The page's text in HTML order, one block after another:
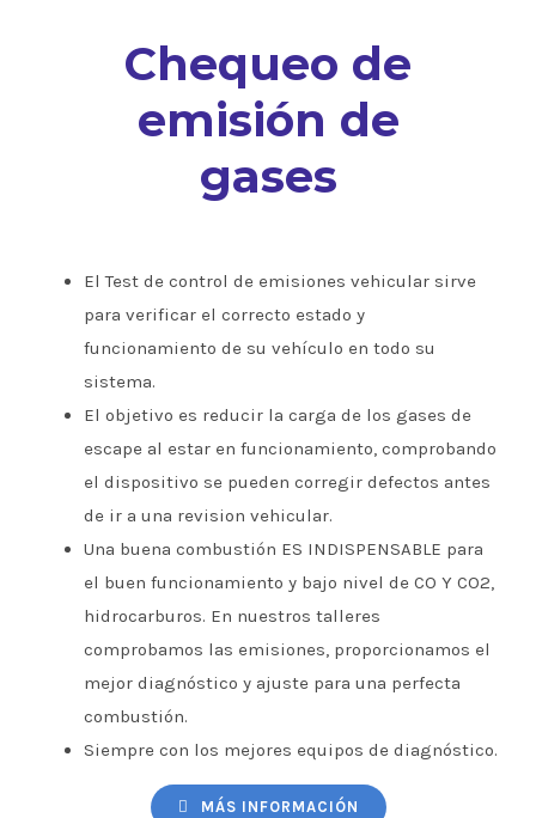
Chequeo de
emisión de
gases
El Test de control de emisiones vehicular sirve
para verificar el correcto estado y
funcionamiento de su vehículo en todo su
sistema.
El objetivo es reducir la carga de los gases de
escape al estar en funcionamiento, comprobando
el dispositivo se pueden corregir defectos antes
de ir a una revision vehicular.
Una buena combustión ES INDISPENSABLE para
el buen funcionamiento y bajo nivel de CO Y CO2,
hidrocarburos. En nuestros talleres
comprobamos las emisiones, proporcionamos el
mejor diagnóstico y ajuste para una perfecta
combustión.
Siempre con los mejores equipos de diagnóstico.
MÁS INFORMACIÓN